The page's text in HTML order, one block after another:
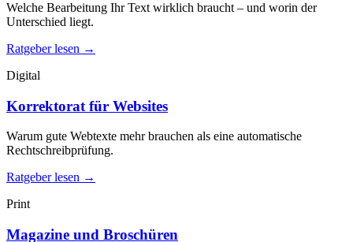
Welche Bearbeitung Ihr Text wirklich braucht – und worin der
Unterschied liegt.
Ratgeber lesen →
Digital
Korrektorat für Websites
Warum gute Webtexte mehr brauchen als eine automatische
Rechtschreibprüfung.
Ratgeber lesen →
Print
Magazine und Broschüren